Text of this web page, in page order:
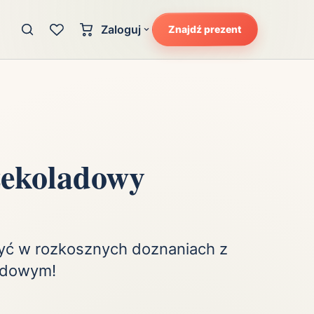
Lans i błysk reflektorów
Potencjał
Zaloguj Znajdź prezent
w rozkosznych doznaniach z